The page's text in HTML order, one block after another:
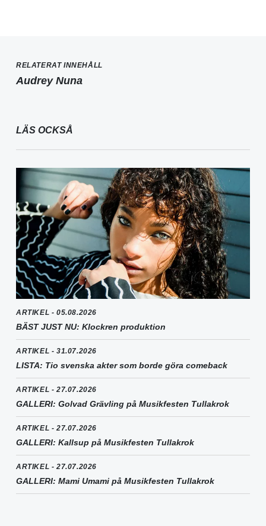
RELATERAT INNEHÅLL
Audrey Nuna
LÄS OCKSÅ
ARTIKEL - 05.08.2026
BÄST JUST NU: Klockren produktion
ARTIKEL - 31.07.2026
LISTA: Tio svenska akter som borde göra comeback
ARTIKEL - 27.07.2026
GALLERI: Golvad Grävling på Musikfesten Tullakrok
ARTIKEL - 27.07.2026
GALLERI: Kallsup på Musikfesten Tullakrok
ARTIKEL - 27.07.2026
GALLERI: Mami Umami på Musikfesten Tullakrok